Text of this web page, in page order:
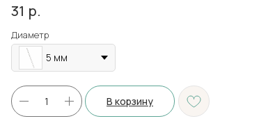
31 р.
Диаметр
5 мм
В корзину